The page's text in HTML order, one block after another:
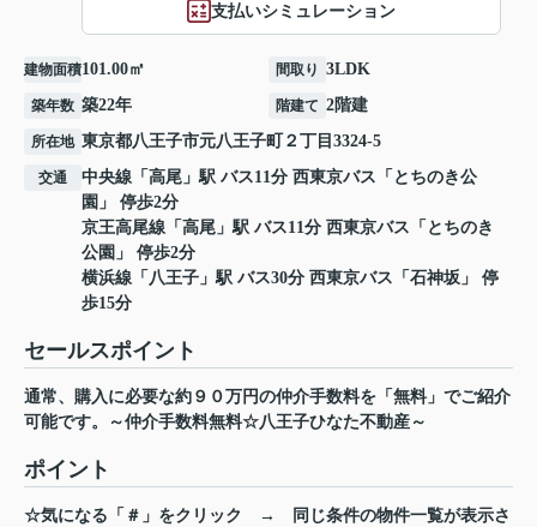
支払いシミュレーション
建物面積101.00㎡ 間取り 3LDK
築年数 築22年 階建て 2階建
所在地 東京都八王子市元八王子町 ２丁目3324-5
交通 中央線 「 高尾 」駅 バス11分 西東京バス「とちのき公
園」 停歩2分
京王高尾線 「 高尾 」駅 バス11分 西東京バス「とちのき
公園」 停歩2分
横浜線 「 八王子 」駅 バス30分 西東京バス「石神坂」 停
歩15分
セールスポイント
通常、購入に必要な約９０万円の仲介手数料を「無料」でご紹介
可能です。～仲介手数料無料☆八王子ひなた不動産～
ポイント
☆気になる「＃」をクリック →
同じ条件の物件一覧が表示さ